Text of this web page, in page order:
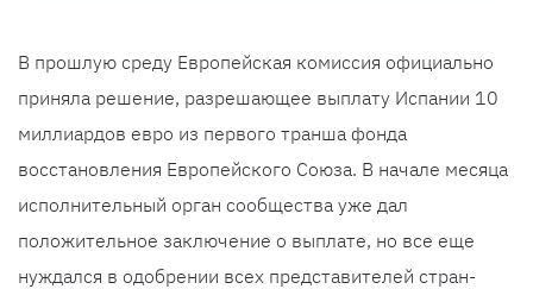
В прошлую среду Европейская комиссия официально
приняла решение, разрешающее выплату Испании 10
миллиардов евро из первого транша фонда
восстановления Европейского Союза. В начале месяца
исполнительный орган сообщества уже дал
положительное заключение о выплате, но все еще
нуждался в одобрении всех представителей стран-